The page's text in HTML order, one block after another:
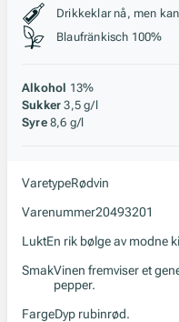
Stil, lagring og
Drikkeklar nå, men
Blaufränkisch 100%
Alkohol 13%
Sukker 3,5 g/l
Syre 8,6 g/l
VaretypeRødvin
Varenummer20493201
LuktEn rik bølge av modne
SmakVinen fremviser et
pepper.
FargeDyp rubinrød.